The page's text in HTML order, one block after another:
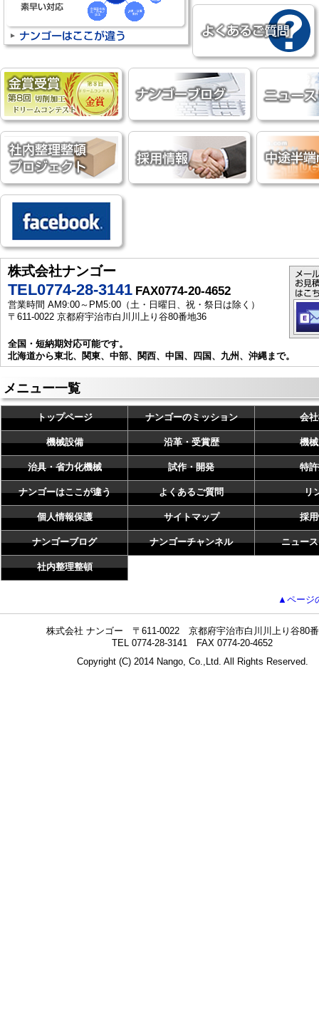
株式会社ナンゴー
TEL0774-28-3141 FAX0774-20-4652
営業時間 AM9:00～PM5:00（土・日曜日、祝・祭日は除く）
〒611-0022 京都府宇治市白川川上り谷80番地36
全国・短納期対応可能です。
北海道から東北、関東、中部、関西、中国、四国、九州、沖縄まで。
メニュー一覧
トップページ ナンゴーのミッション 会
機械設備 沿革・受賞歴 機
治具・省力化機械 試作・開発 特
ナンゴーはここが違う よくあるご質問 リ
個人情報保護 サイトマップ 採
ナンゴーブログ ナンゴーチャンネル ニュー
社内整理整頓
▲ページ
株式会社 ナンゴー 〒611-0022 京都府宇治市白川川上り谷80
TEL 0774-28-3141 FAX 0774-20-4652
Copyright (C) 2014 Nango, Co.,Ltd. All Rights Reserved.